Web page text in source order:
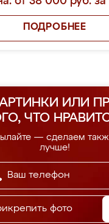
ПОДРОБНЕЕ
ИЛИ
ЧТО
— сделаем
лучше!
фото